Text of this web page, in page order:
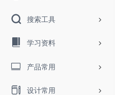
搜索工具
学习资料
产品常用
设计常用